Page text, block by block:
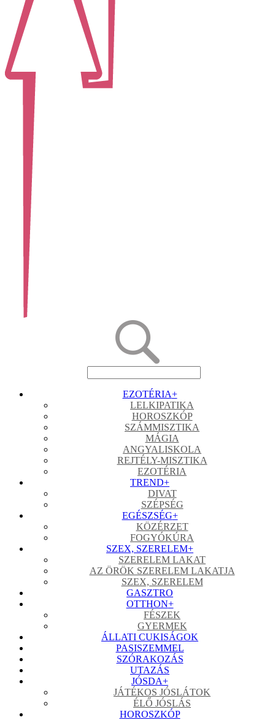
EZOTÉRIA+
LELKIPATIKA
HOROSZKÓP
SZÁMMISZTIKA
MÁGIA
ANGYALISKOLA
REJTÉLY-MISZTIKA
EZOTÉRIA
TREND+
DIVAT
SZÉPSÉG
EGÉSZSÉG+
KÖZÉRZET
FOGYÓKÚRA
SZEX, SZERELEM+
SZERELEM LAKAT
AZ ÖRÖK SZERELEM LAKATJA
SZEX, SZERELEM
GASZTRO
OTTHON+
FÉSZEK
GYERMEK
ÁLLATI CUKISÁGOK
PASISZEMMEL
SZÓRAKOZÁS
UTAZÁS
JÓSDA+
JÁTÉKOS JÓSLÁTOK
ÉLŐ JÓSLÁS
HOROSZKÓP